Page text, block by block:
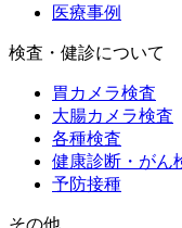
医療事例
検査・健診について
胃カメラ検査
大腸カメラ検査
各種検査
健康診断・がん
予防接種
その他